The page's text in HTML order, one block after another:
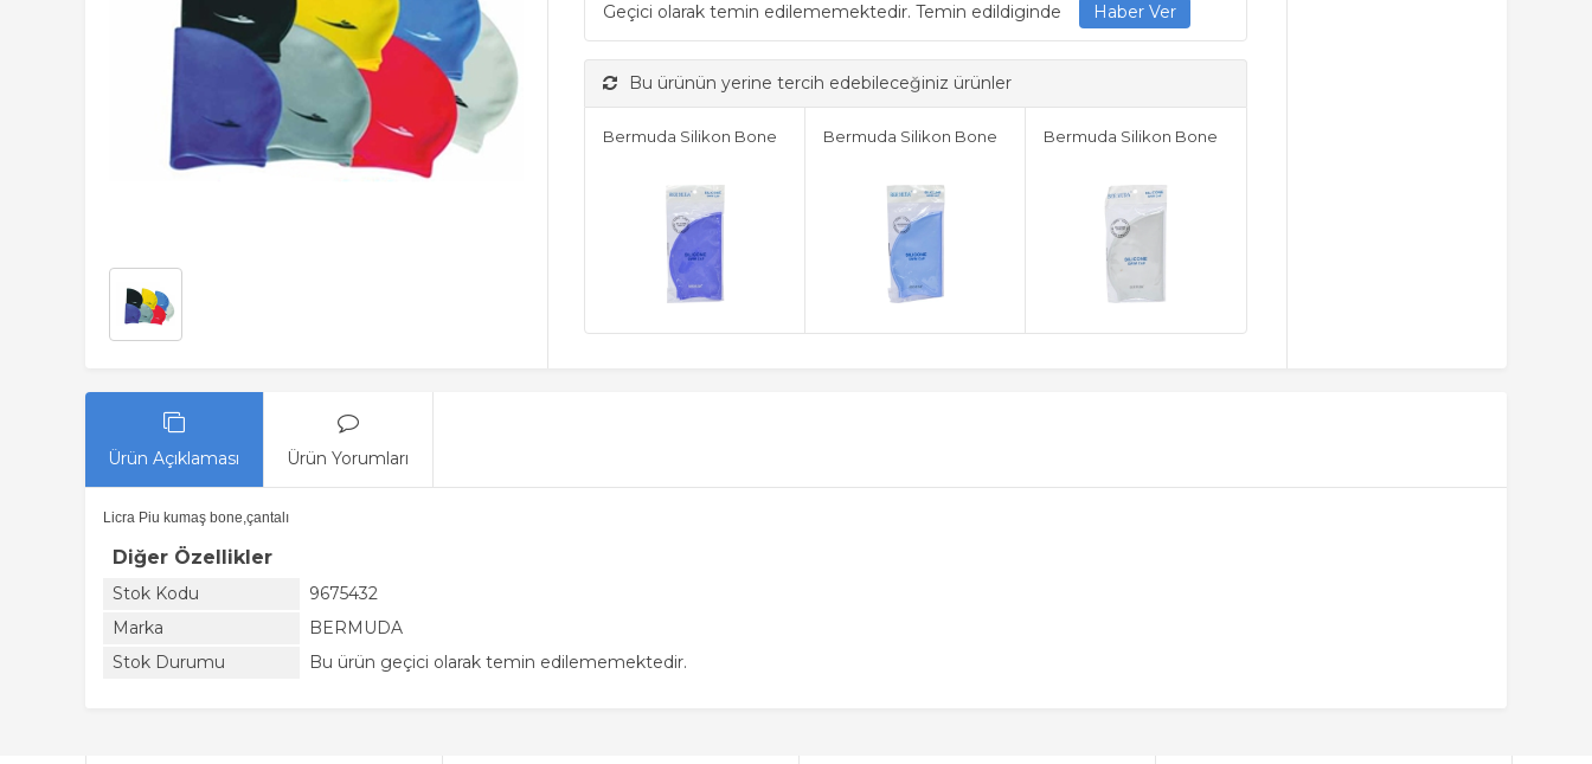
Geçici olarak temin edilememektedir. Temin edildiginde
Bu ürünün yerine tercih edebileceğiniz ürünler
Bermuda Silikon Bone Bermuda Silikon Bone Bermuda Silikon Bone
Ürün Açıklaması Ürün Yorumları
Licra Piu kumaş bone,çantalı
Diğer Özellikler
Stok Kodu
9675432
Marka
BERMUDA
Stok Durumu
Bu ürün geçici olarak temin edilememektedir.